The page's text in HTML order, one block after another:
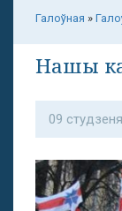
Галоўная »
Нашы
09